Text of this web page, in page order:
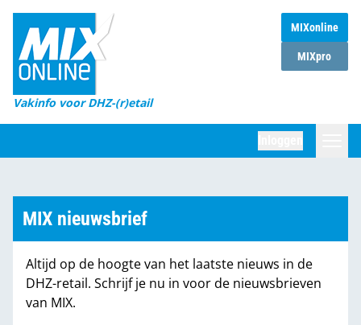
MIXonline
MIXpro
Vakinfo voor DHZ-(r)etail
Home
Magazines
DHZ Sessie
Marktcijfers
Partners
MIX nieuwsbrief
Altijd op de hoogte van het laatste nieuws in de
DHZ-retail. Schrijf je nu in voor de nieuwsbrieven
van MIX.